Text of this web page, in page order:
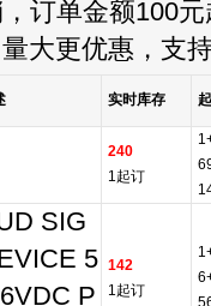
订单金额100元
大更优惠，支
实时库存
240
1起订
SIG
5
P
142
1起订